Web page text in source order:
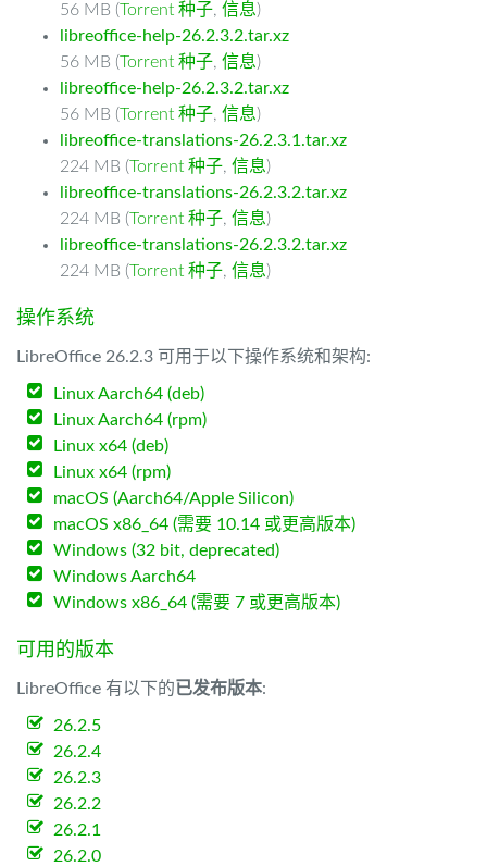
56 MB (Torrent 种子, 信息)
libreoffice-help-26.2.3.2.tar.xz
56 MB (Torrent 种子, 信息)
libreoffice-help-26.2.3.2.tar.xz
56 MB (Torrent 种子, 信息)
libreoffice-translations-26.2.3.1.tar.xz
224 MB (Torrent 种子, 信息)
libreoffice-translations-26.2.3.2.tar.xz
224 MB (Torrent 种子, 信息)
libreoffice-translations-26.2.3.2.tar.xz
224 MB (Torrent 种子, 信息)
操作系统
LibreOffice 26.2.3 可用于以下操作系统和架构:
Linux Aarch64 (deb)
Linux Aarch64 (rpm)
Linux x64 (deb)
Linux x64 (rpm)
macOS (Aarch64/Apple Silicon)
macOS x86_64 (需要 10.14 或更高版本)
Windows (32 bit, deprecated)
Windows Aarch64
Windows x86_64 (需要 7 或更高版本)
可用的版本
LibreOffice 有以下的已发布版本:
26.2.5
26.2.4
26.2.3
26.2.2
26.2.1
26.2.0